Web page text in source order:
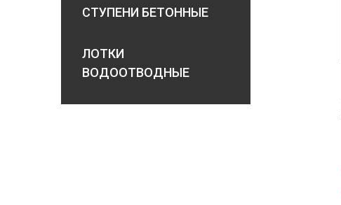
СТУПЕНИ БЕТОННЫЕ
ЛОТКИ
ВОДООТВОДНЫЕ